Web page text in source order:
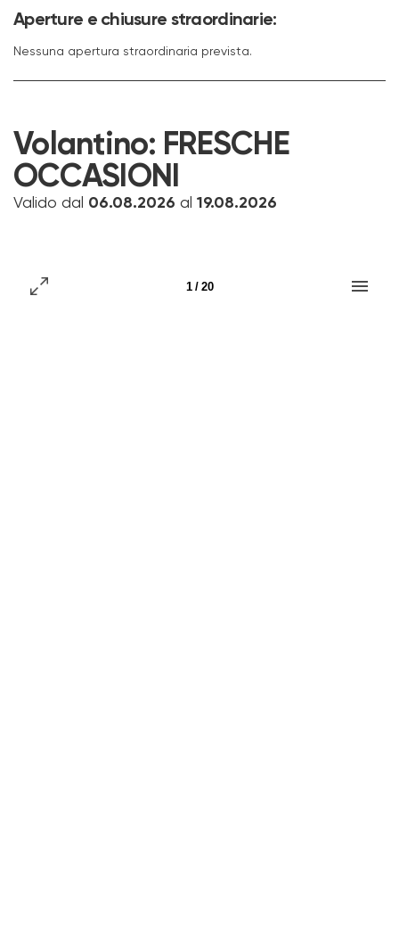
Aperture e chiusure straordinarie:
Nessuna apertura straordinaria prevista.
Volantino: FRESCHE
OCCASIONI
Valido dal 06.08.2026 al 19.08.2026